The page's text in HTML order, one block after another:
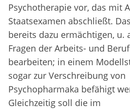
Psychotherapie vor, das mit
Staatsexamen abschließt.
bereits dazu ermächtigen, u.
Fragen der Arbeits- und
bearbeiten; in einem
sogar zur Verschreibung von
Psychopharmaka befähigt
Gleichzeitig soll die im